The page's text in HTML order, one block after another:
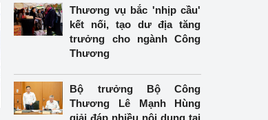
Thương vụ bắc 'nhịp cầu'
kết nối, tạo dư địa tăng
trưởng cho ngành Công
Thương
Bộ trưởng Bộ Công
Thương Lê Mạnh Hùng
giải đáp nhiều nội dung tại